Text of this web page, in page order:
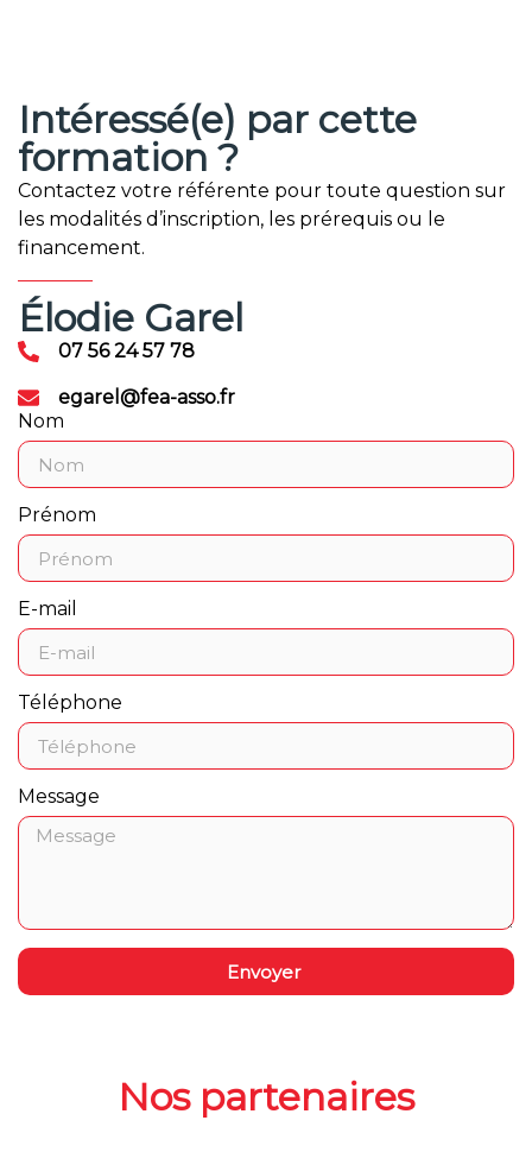
Intéressé(e) par cette
formation ?
Contactez votre référente pour toute question sur
les modalités d’inscription, les prérequis ou le
financement.
Élodie Garel
07 56 24 57 78
egarel@fea-asso.fr
Nom
Prénom
E-mail
Téléphone
Message
Envoyer
Nos partenaires